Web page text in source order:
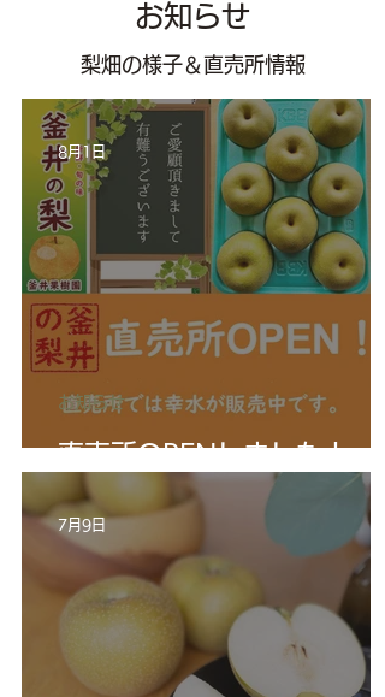
お知らせ
梨畑の様子＆直売所情報
直売所OPENしました！
お知らせ
8月1日
7月9日